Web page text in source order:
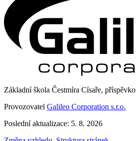
Základní škola Čestmíra Císaře,
Provozovatel Galileo Corporation s.r.o.
Poslední aktualizace: 5. 8. 2026